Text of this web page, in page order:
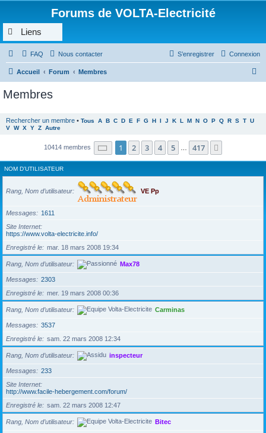
Forums de VOLTA-Electricité
Liens
FAQ Nous contacter Connexion
S’enregistrer
Accueil Forum Membres
Membres
Rechercher un membre • Tous A B C D E F G H I J K L M N O P Q R S T U
V W X Y Z Autre
10414 membres Page 1sur417
1 2 3 4 5 417
NOM D’UTILISATEUR
Rang, Nom d’utilisateur VE Pp
Messages
1611
Site Internet
https://www.volta-electricite.info/
Enregistré le
mar. 18 mars 2008 19:34
Rang, Nom d’utilisateur Max78
Messages
2303
Enregistré le
mer. 19 mars 2008 00:36
Rang, Nom d’utilisateur Carminas
Messages
3537
Enregistré le
sam. 22 mars 2008 12:34
Rang, Nom d’utilisateur inspecteur
Messages
233
Site Internet
http://www.facile-hebergement.com/forum/
Enregistré le
sam. 22 mars 2008 12:47
Rang, Nom d’utilisateur Bitec